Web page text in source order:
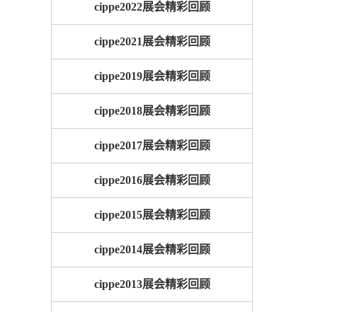
cippe2022展会精彩回顾
cippe2021展会精彩回顾
cippe2019展会精彩回顾
cippe2018展会精彩回顾
cippe2017展会精彩回顾
cippe2016展会精彩回顾
cippe2015展会精彩回顾
cippe2014展会精彩回顾
cippe2013展会精彩回顾